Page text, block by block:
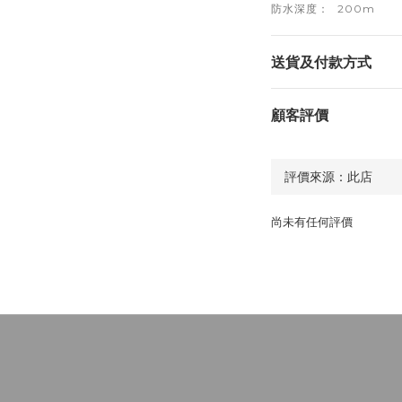
防水深度： 200m
送貨及付款方式
顧客評價
尚未有任何評價